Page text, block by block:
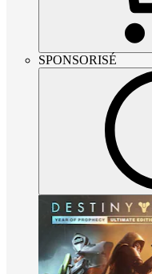
SPONSORISÉ